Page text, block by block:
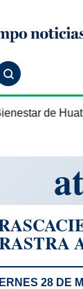
de
28 DE